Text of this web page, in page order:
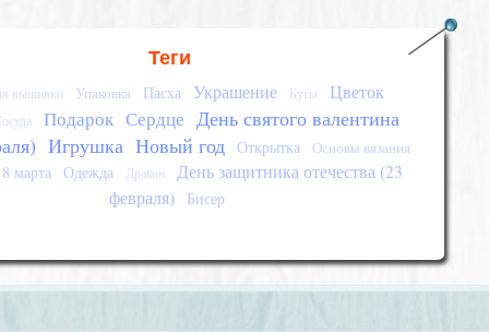
Теги
вышивки Упаковка Пасха Украшение Бусы Цветок
Подарок Сердце День святого валентина
Игрушка Новый год Открытка Основы вязания
8 марта Одежда Дракон
День защитника отечества (23
февраля)
Бисер